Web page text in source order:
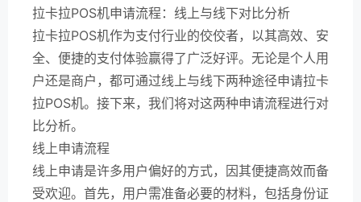
拉卡拉POS机申请流程：线上与线下对比分析
拉卡拉POS机作为支付行业的佼佼者，以其高效、安
全、便捷的支付体验赢得了广泛好评。无论是个人用
户还是商户，都可通过线上与线下两种途径申请拉卡
拉POS机。接下来，我们将对这两种申请流程进行对
比分析。
线上申请流程
线上申请是许多用户偏好的方式，因其便捷高效而备
受欢迎。首先，用户需准备必要的材料，包括身份证